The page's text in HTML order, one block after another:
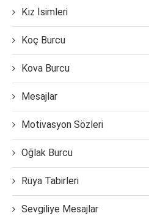
Kız İsimleri
Koç Burcu
Kova Burcu
Mesajlar
Motivasyon Sözleri
Oğlak Burcu
Rüya Tabirleri
Sevgiliye Mesajlar